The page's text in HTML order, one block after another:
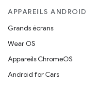
APPAREILS ANDROID
Grands écrans
Wear OS
Appareils ChromeOS
Android for Cars